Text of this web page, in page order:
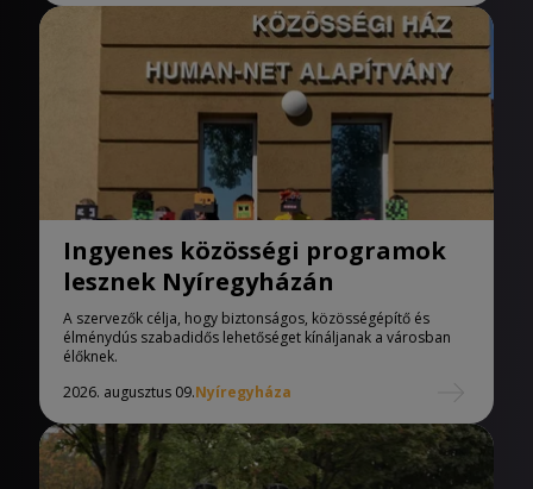
Ingyenes közösségi programok
lesznek Nyíregyházán
A szervezők célja, hogy biztonságos, közösségépítő és
élménydús szabadidős lehetőséget kínáljanak a városban
élőknek.
2026. augusztus 09.Nyíregyháza